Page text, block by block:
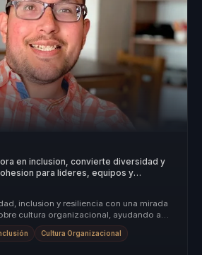
en inclusion, convierte diversidad y
para lideres, equipos y
inclusion y resiliencia con una mirada
cultura organizacional, ayudando a
Cultura Organizacional